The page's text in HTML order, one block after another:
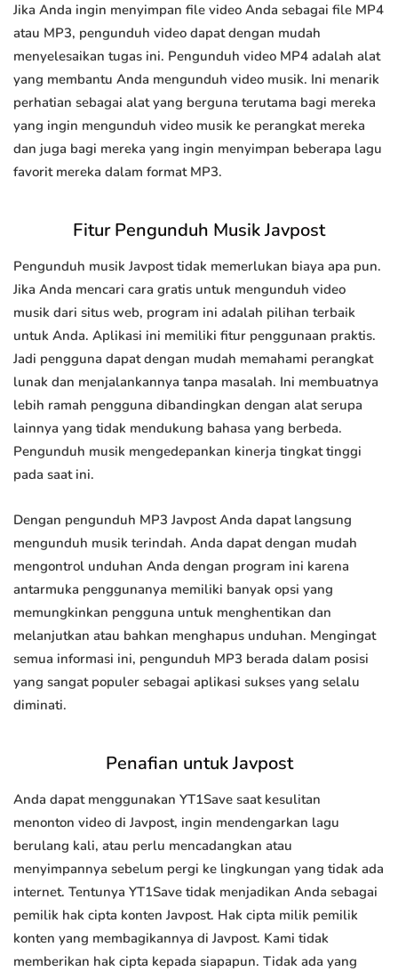
Jika Anda ingin menyimpan file video Anda sebagai file MP4
atau MP3, pengunduh video dapat dengan mudah
menyelesaikan tugas ini. Pengunduh video MP4 adalah alat
yang membantu Anda mengunduh video musik. Ini menarik
perhatian sebagai alat yang berguna terutama bagi mereka
yang ingin mengunduh video musik ke perangkat mereka
dan juga bagi mereka yang ingin menyimpan beberapa lagu
favorit mereka dalam format MP3.
Fitur Pengunduh Musik Javpost
Pengunduh musik Javpost tidak memerlukan biaya apa pun.
Jika Anda mencari cara gratis untuk mengunduh video
musik dari situs web, program ini adalah pilihan terbaik
untuk Anda. Aplikasi ini memiliki fitur penggunaan praktis.
Jadi pengguna dapat dengan mudah memahami perangkat
lunak dan menjalankannya tanpa masalah. Ini membuatnya
lebih ramah pengguna dibandingkan dengan alat serupa
lainnya yang tidak mendukung bahasa yang berbeda.
Pengunduh musik mengedepankan kinerja tingkat tinggi
pada saat ini.
Dengan pengunduh MP3 Javpost Anda dapat langsung
mengunduh musik terindah. Anda dapat dengan mudah
mengontrol unduhan Anda dengan program ini karena
antarmuka penggunanya memiliki banyak opsi yang
memungkinkan pengguna untuk menghentikan dan
melanjutkan atau bahkan menghapus unduhan. Mengingat
semua informasi ini, pengunduh MP3 berada dalam posisi
yang sangat populer sebagai aplikasi sukses yang selalu
diminati.
Penafian untuk Javpost
Anda dapat menggunakan YT1Save saat kesulitan
menonton video di Javpost, ingin mendengarkan lagu
berulang kali, atau perlu mencadangkan atau
menyimpannya sebelum pergi ke lingkungan yang tidak ada
internet. Tentunya YT1Save tidak menjadikan Anda sebagai
pemilik hak cipta konten Javpost. Hak cipta milik pemilik
konten yang membagikannya di Javpost. Kami tidak
memberikan hak cipta kepada siapapun. Tidak ada yang